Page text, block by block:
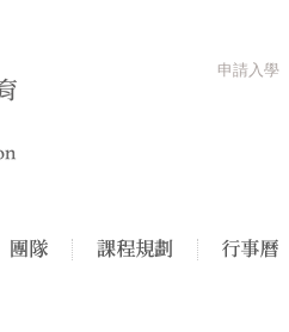
申請入學